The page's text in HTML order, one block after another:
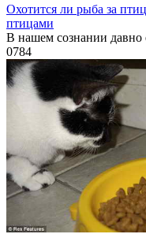
Охотится ли рыба за
птицами
В нашем сознании
0784